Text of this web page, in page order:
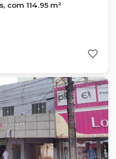
com 114.95 m²